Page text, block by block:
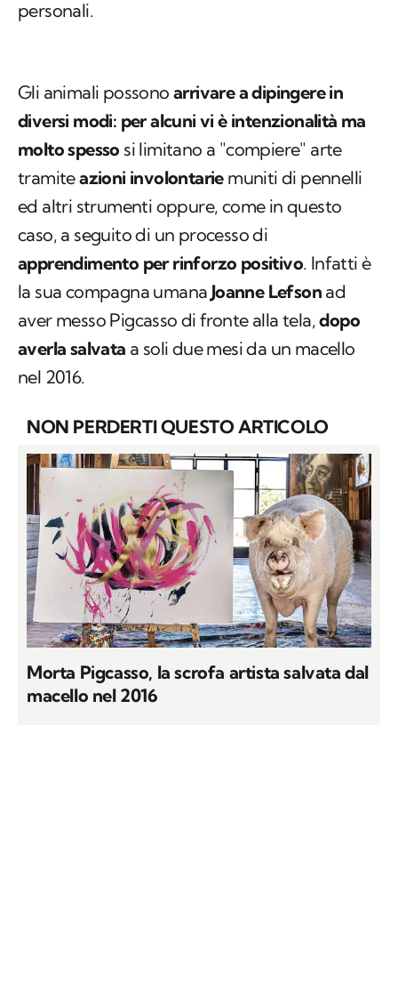
personali.
Gli animali possono arrivare a dipingere in
diversi modi: per alcuni vi è intenzionalità ma
molto spesso si limitano a "compiere" arte
tramiteazioni involontariemuniti di pennelli
ed altri strumenti oppure, come in questo
caso, a seguito di un processo di
apprendimento per rinforzo positivo. Infatti è
la sua compagna umana Joanne Lefson ad
aver messo Pigcasso di fronte alla tela,dopo
averla salvata a soli due mesi da un macello
nel 2016.
NON PERDERTI QUESTO ARTICOLO
Morta Pigcasso, la scrofa artista salvata dal
macello nel 2016